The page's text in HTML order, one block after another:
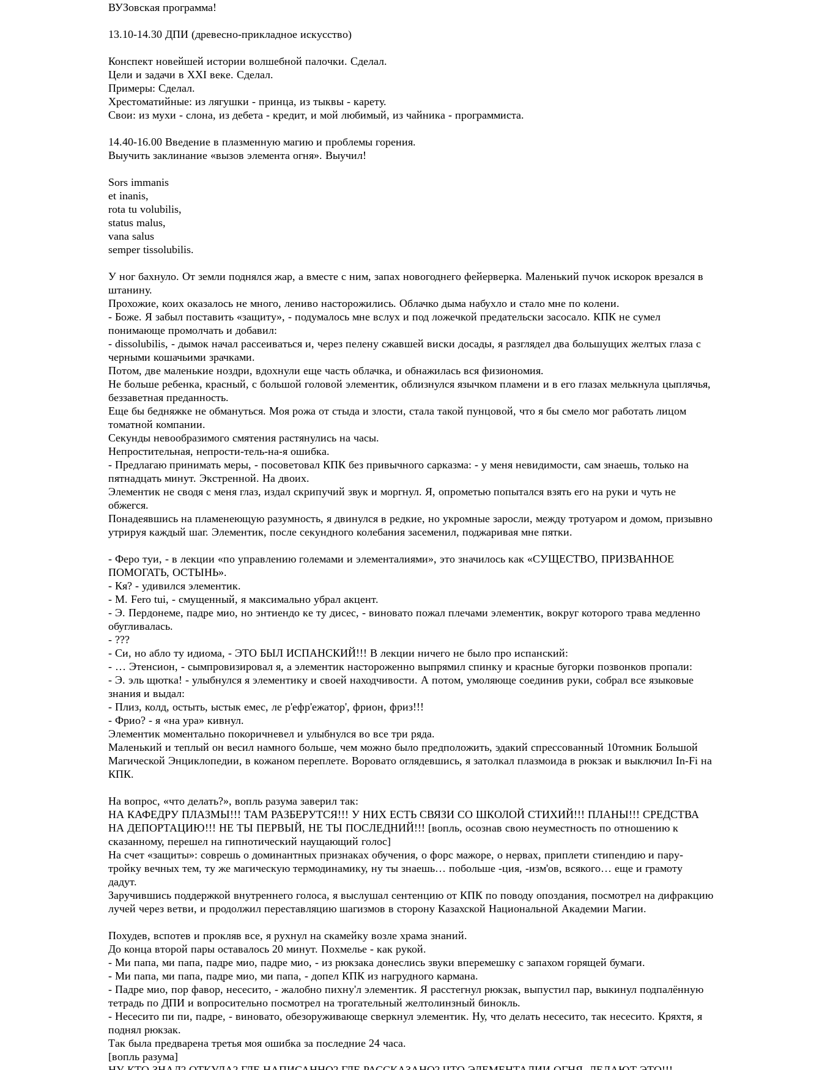
ВУЗовская программа!
13.10-14.30 ДПИ (древесно-прикладное искусство)
Конспект новейшей истории волшебной палочки. Сделал.
Цели и задачи в XXI веке. Сделал.
Примеры: Сделал.
Хрестоматийные: из лягушки - принца, из тыквы - карету.
Свои: из мухи - слона, из дебета - кредит, и мой любимый, из чайника - программиста.
14.40-16.00 Введение в плазменную магию и проблемы горения.
Выучить заклинание «вызов элемента огня». Выучил!
Sors immanis
et inanis,
rota tu volubilis,
status malus,
vana salus
semper tissolubilis.
У ног бахнуло. От земли поднялся жар, а вместе с ним, запах новогоднего фейерверка. Маленький пучок искорок врезался в
штанину.
Прохожие, коих оказалось не много, лениво насторожились. Облачко дыма набухло и стало мне по колени.
- Боже. Я забыл поставить «защиту», - подумалось мне вслух и под ложечкой предательски засосало. КПК не сумел
понимающе промолчать и добавил:
- dissolubilis, - дымок начал рассеиваться и, через пелену сжавшей виски досады, я разглядел два большущих желтых глаза с
черными кошачьими зрачками.
Потом, две маленькие ноздри, вдохнули еще часть облачка, и обнажилась вся физиономия.
Не больше ребенка, красный, с большой головой элементик, облизнулся язычком пламени и в его глазах мелькнула цыплячья,
беззаветная преданность.
Еще бы бедняжке не обмануться. Моя рожа от стыда и злости, стала такой пунцовой, что я бы смело мог работать лицом
томатной компании.
Секунды невообразимого смятения растянулись на часы.
Непростительная, непрости-тель-на-я ошибка.
- Предлагаю принимать меры, - посоветовал КПК без привычного сарказма: - у меня невидимости, сам знаешь, только на
пятнадцать минут. Экстренной. На двоих.
Элементик не сводя с меня глаз, издал скрипучий звук и моргнул. Я, опрометью попытался взять его на руки и чуть не
обжегся.
Понадеявшись на пламенеющую разумность, я двинулся в редкие, но укромные заросли, между тротуаром и домом, призывно
утрируя каждый шаг. Элементик, после секундного колебания засеменил, поджаривая мне пятки.
- Феро туи, - в лекции «по управлению големами и элементалиями», это значилось как «СУЩЕСТВО, ПРИЗВАННОЕ
ПОМОГАТЬ, ОСТЫНЬ».
- Кя? - удивился элементик.
- М. Fero tui, - смущенный, я максимально убрал акцент.
- Э. Пердонеме, падре мио, но энтиендо ке ту дисес, - виновато пожал плечами элементик, вокруг которого трава медленно
обугливалась.
- ???
- Си, но абло ту идиома, - ЭТО БЫЛ ИСПАНСКИЙ!!! В лекции ничего не было про испанский:
- … Этенсион, - сымпровизировал я, а элементик настороженно выпрямил спинку и красные бугорки позвонков пропали:
- Э. эль щютка! - улыбнулся я элементику и своей находчивости. А потом, умоляюще соединив руки, собрал все языковые
знания и выдал:
- Плиз, колд, остыть, ыстык емес, ле р'ефр'ежатор', фрион, фриз!!!
- Фрио? - я «на ура» кивнул.
Элементик моментально покоричневел и улыбнулся во все три ряда.
Маленький и теплый он весил намного больше, чем можно было предположить, эдакий спрессованный 10томник Большой
Магической Энциклопедии, в кожаном переплете. Воровато оглядевшись, я затолкал плазмоида в рюкзак и выключил In-Fi на
КПК.
На вопрос, «что делать?», вопль разума заверил так:
НА КАФЕДРУ ПЛАЗМЫ!!! ТАМ РАЗБЕРУТСЯ!!! У НИХ ЕСТЬ СВЯЗИ СО ШКОЛОЙ СТИХИЙ!!! ПЛАНЫ!!! СРЕДСТВА
НА ДЕПОРТАЦИЮ!!! НЕ ТЫ ПЕРВЫЙ, НЕ ТЫ ПОСЛЕДНИЙ!!! [вопль, осознав свою неуместность по отношению к
сказанному, перешел на гипнотический наущающий голос]
На счет «защиты»: соврешь о доминантных признаках обучения, о форс мажоре, о нервах, приплети стипендию и пару-
тройку вечных тем, ту же магическую термодинамику, ну ты знаешь… побольше -ция, -изм'ов, всякого… еще и грамоту
дадут.
Заручившись поддержкой внутреннего голоса, я выслушал сентенцию от КПК по поводу опоздания, посмотрел на дифракцию
лучей через ветви, и продолжил переставляцию шагизмов в сторону Казахской Национальной Академии Магии.
Похудев, вспотев и прокляв все, я рухнул на скамейку возле храма знаний.
До конца второй пары оставалось 20 минут. Похмелье - как рукой.
- Ми папа, ми папа, падре мио, падре мио, - из рюкзака донеслись звуки вперемешку с запахом горящей бумаги.
- Ми папа, ми папа, падре мио, ми папа, - допел КПК из нагрудного кармана.
- Падре мио, пор фавор, несесито, - жалобно пихну'л элементик. Я расстегнул рюкзак, выпустил пар, выкинул подпалённую
тетрадь по ДПИ и вопросительно посмотрел на трогательный желтолинзный бинокль.
- Несесито пи пи, падре, - виновато, обезоруживающе сверкнул элементик. Ну, что делать несесито, так несесито. Кряхтя, я
поднял рюкзак.
Так была предварена третья моя ошибка за последние 24 часа.
[вопль разума]